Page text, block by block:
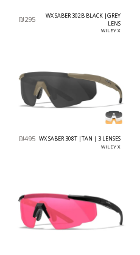
WX SABER 302B BLACK |GREY
LENS
₪295
WILEY X
WX SABER 308T |TAN | 3 LENSES
₪495
WILEY X